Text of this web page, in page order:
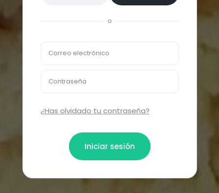
o
Correo electrónico
Contraseña
¿Has olvidado tu contraseña?
Iniciar sesión